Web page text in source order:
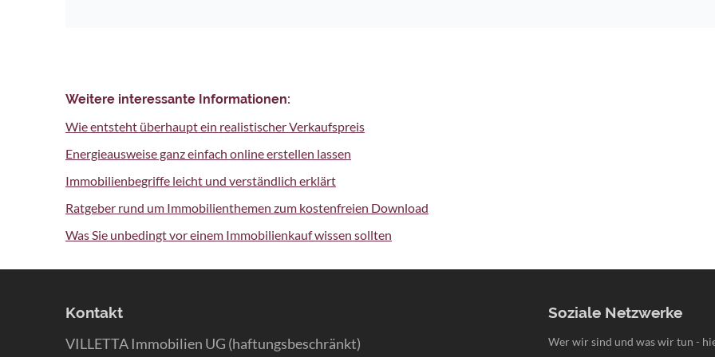
Weitere interessante Informationen:
Wie entsteht überhaupt ein realistischer Verkaufspreis
Energieausweise ganz einfach online erstellen lassen
Immobilienbegriffe leicht und verständlich erklärt
Ratgeber rund um Immobilienthemen zum kostenfreien Download
Was Sie unbedingt vor einem Immobilienkauf wissen sollten
Kontakt
VILLETTA Immobilien UG (haftungsbeschränkt)
Soziale Netzwerke
Wer wir sind und was wir tun -